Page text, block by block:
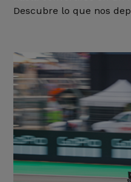
Descubre lo que nos